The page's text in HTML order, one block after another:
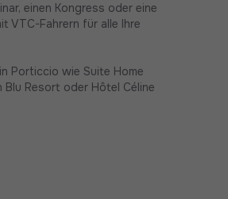
einen Kongress oder eine
VTC-Fahrern für alle Ihre
Porticcio wie Suite Home
Resort oder Hôtel Céline